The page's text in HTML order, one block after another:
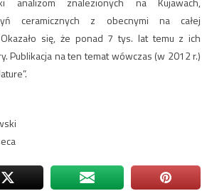
ceramicznych z obecnymi na całej
się, że ponad 7 tys. lat temu z ich
Publikacja na ten temat wówczas (w 2012 r.)